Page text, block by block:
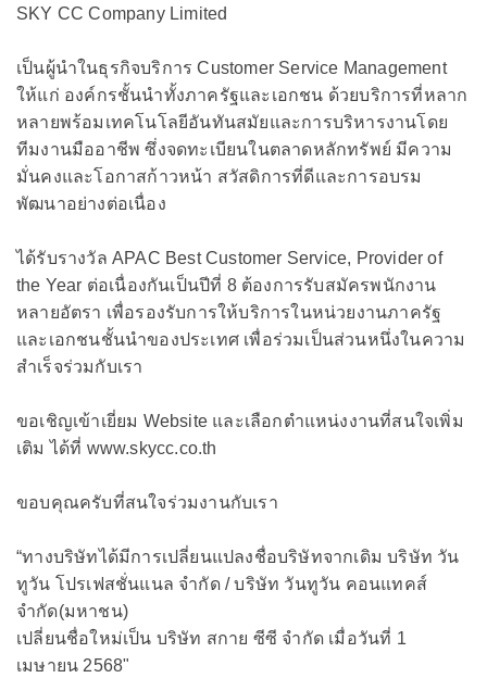
SKY CC Company Limited
เป็นผู้นำในธุรกิจบริการ Customer Service Management
ให้แก่ องค์กรชั้นนำทั้งภาครัฐและเอกชน ด้วยบริการที่หลาก
หลายพร้อมเทคโนโลยีอันทันสมัยและการบริหารงานโดย
ทีมงานมืออาชีพ ซึ่งจดทะเบียนในตลาดหลักทรัพย์ มีความ
มั่นคงและโอกาสก้าวหน้า สวัสดิการที่ดีและการอบรม
พัฒนาอย่างต่อเนื่อง
ได้รับรางวัล APAC Best Customer Service, Provider of
the Year ต่อเนื่องกันเป็นปีที่ 8 ต้องการรับสมัครพนักงาน
หลายอัตรา เพื่อรองรับการให้บริการในหน่วยงานภาครัฐ
และเอกชนชั้นนำของประเทศ เพื่อร่วมเป็นส่วนหนึ่งในความ
สำเร็จร่วมกับเรา
ขอเชิญเข้าเยี่ยม Website และเลือกตำแหน่งงานที่สนใจเพิ่ม
เติม ได้ที่ www.skycc.co.th
ขอบคุณครับที่สนใจร่วมงานกับเรา
“ทางบริษัทได้มีการเปลี่ยนแปลงชื่อบริษัทจากเดิม บริษัท วัน
ทูวัน โปรเฟสชั่นแนล จำกัด / บริษัท วันทูวัน คอนแทคส์
จำกัด(มหาชน)
เปลี่ยนชื่อใหม่เป็น บริษัท สกาย ซีซี จำกัด เมื่อวันที่ 1
เมษายน 2568"